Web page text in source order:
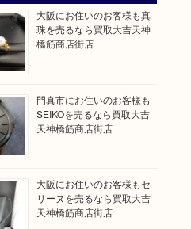
大阪にお住いのお客様も真
珠を売るなら買取大吉天神
橋筋商店街店
門真市にお住いのお客様も
SEIKOを売るなら買取大吉
天神橋筋商店街店
大阪にお住いのお客様もセ
リーヌを売るなら買取大吉
天神橋筋商店街店